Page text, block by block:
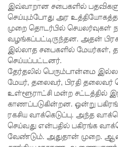
நெடுஞ்சா
லையின்
கெலனிக
ம
பகுதியில்
கடும்
போக்குவ
ரத்து!
இந்தியா-
இவ்வாறான சபைகளில்
செய்யும்போது அர
முறை தொடர்பில் செயலர்வுகள்
வழங்கப்பட்டிருந்தன. அதன்
இல்லாத சபைகளில் மேயர்கள்,
செய்யப்பட்டனர்.
தேர்தலில் பெரும்பான்மை
மேயர், தலைவர், பிரதி தலைவர்
உள்ளூராட்சி மன்ற சட்டத்தில்
காணப்படுகின்றன. ஒன்று
ரகசிய வாக்கெடுப்பு. அந்த
செய்வது என்பதில் பகிரங்க
வேண்டும். அதுதான் முறை.